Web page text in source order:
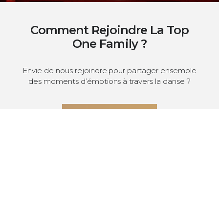
Comment Rejoindre La Top
One Family ?
Envie de nous rejoindre pour partager ensemble
des moments d’émotions à travers la danse ?